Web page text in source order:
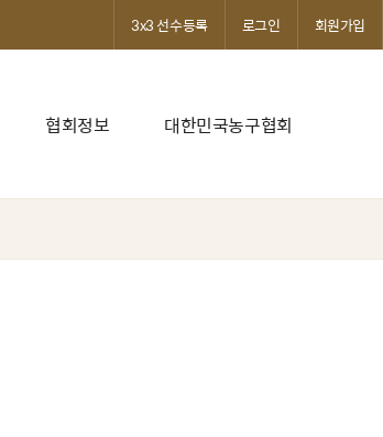
협회정보 대한민국농구협회
3x3 선수등록 로그인 회원가입